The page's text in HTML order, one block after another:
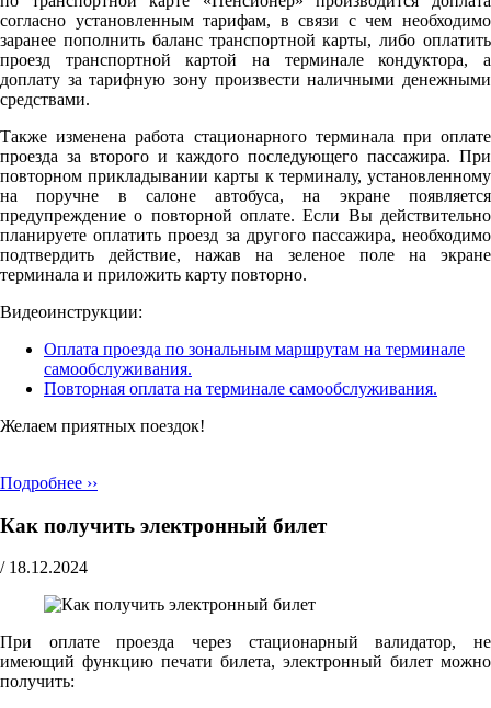
согласно установленным тарифам, в связи с чем необходимо
заранее пополнить баланс транспортной карты, либо оплатить
проезд транспортной картой на терминале кондуктора, а
доплату за тарифную зону произвести наличными денежными
средствами.
Также изменена работа стационарного терминала при оплате
проезда за второго и каждого последующего пассажира. При
повторном прикладывании карты к терминалу, установленному
на поручне в салоне автобуса, на экране появляется
предупреждение о повторной оплате. Если Вы действительно
планируете оплатить проезд за другого пассажира, необходимо
подтвердить действие, нажав на зеленое поле на экране
терминала и приложить карту повторно.
Видеоинструкции:
Оплата проезда по зональным маршрутам на терминале
самообслуживания.
Повторная оплата на терминале самообслуживания.
Желаем приятных поездок!
Подробнее ››
Как получить электронный билет
/ 18.12.2024
При оплате проезда через стационарный валидатор, не
имеющий функцию печати билета, электронный билет можно
получить: